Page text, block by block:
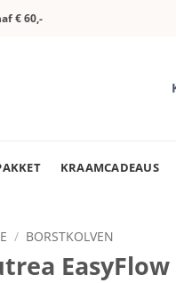
€ 60,-
KRAAMCADEAUS
/ BORSTKOLVEN